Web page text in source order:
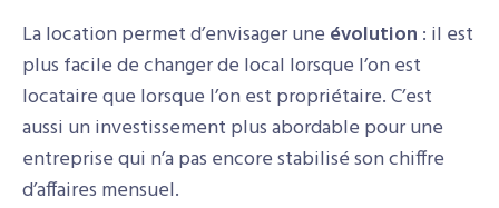
La location permet d’envisager une évolution : il est
plus facile de changer de local lorsque l’on est
locataire que lorsque l’on est propriétaire. C’est
aussi un investissement plus abordable pour une
entreprise qui n’a pas encore stabilisé son chiffre
d’affaires mensuel.